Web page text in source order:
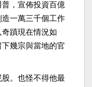
，宣佈投資百億
一萬三千個工作
蹟現在情況如
幾宗與當地的官
。也怪不得他最